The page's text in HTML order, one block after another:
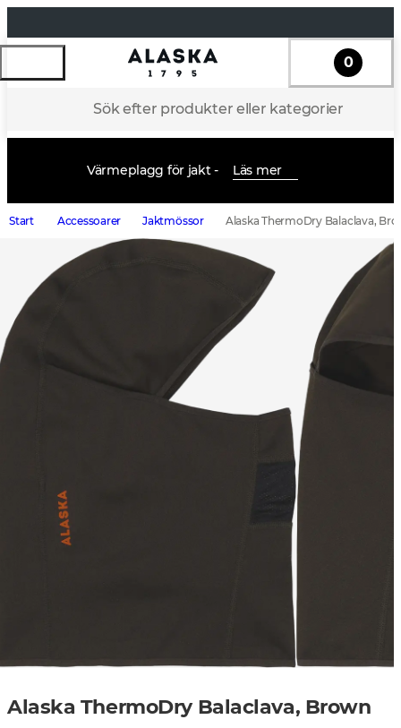
Sök efter produkter eller kategorier
0
Värmeplagg för jakt - Läs mer
Start Accessoarer Jaktmössor Alaska ThermoDry Balaclava,
Alaska ThermoDry Balaclava, Brown